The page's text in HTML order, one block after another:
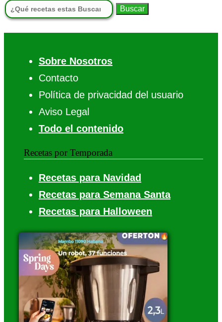
Buscar:
Sobre Nosotros
Contacto
Política de privacidad del usuario
Aviso Legal
Todo el contenido
Recetas por Temporada
Recetas para Navidad
Recetas para Semana Santa
Recetas para Halloween